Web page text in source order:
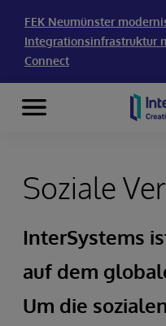
FEK Neumünster
Integrationsinfrastruktur
Connect
Skip to content
Menu
Soziale
InterSystems
auf dem
Um die